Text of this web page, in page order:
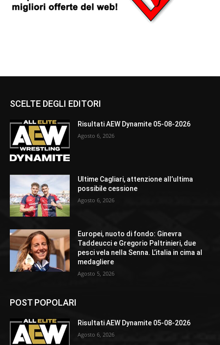
SCELTE DEGLI EDITORI
Risultati AEW Dynamite 05-08-2026
Agosto 6, 2026
Ultime Cagliari, attenzione all’ultima
possibile cessione
Agosto 6, 2026
Europei, nuoto di fondo: Ginevra
Taddeucci e Gregorio Paltrinieri, due
pesci vela nella Senna. L’italia in cima al
medagliere
Agosto 5, 2026
POST POPOLARI
Risultati AEW Dynamite 05-08-2026
Agosto 6, 2026